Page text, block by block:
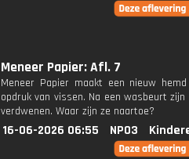
Meneer Papier: Afl. 7
Meneer Papier maakt een nieuw
opdruk van vissen. Na een wasbeurt
verdwenen. Waar zijn ze naartoe?
16-06-2026 06:55 NPO3